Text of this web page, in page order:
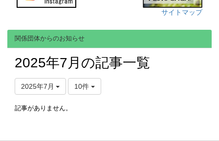
サイトマップ
関係団体からのお知らせ
2025年7月の記事一覧
2025年7月 10件
記事がありません。